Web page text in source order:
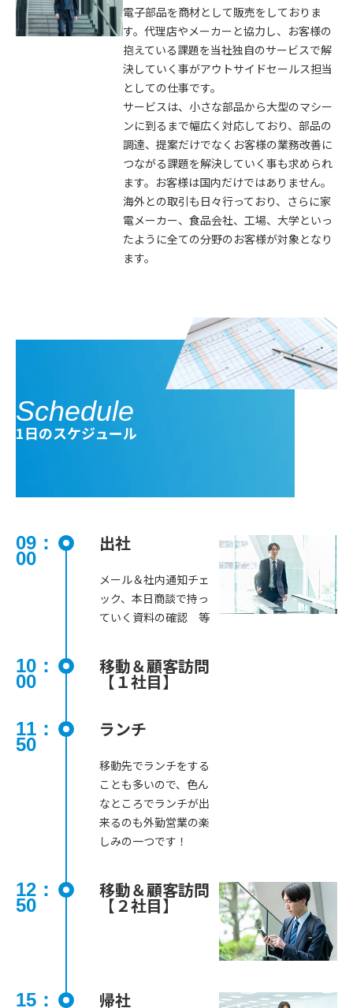
電子部品を商材として販売をしておりま
す。代理店やメーカーと協力し、お客様の
抱えている課題を当社独自のサービスで解
決していく事がアウトサイドセールス担当
としての仕事です。
サービスは、小さな部品から大型のマシー
ンに到るまで幅広く対応しており、部品の
調達、提案だけでなくお客様の業務改善に
つながる課題を解決していく事も求められ
ます。お客様は国内だけではありません。
海外との取引も日々行っており、さらに家
電メーカー、食品会社、工場、大学といっ
たように全ての分野のお客様が対象となり
ます。
Schedule
1日のスケジュール
09：
00
出社
メール＆社内通知チェ
ック、本日商談で持っ
ていく資料の確認 等
10：
00
移動＆顧客訪問
【１社目】
11：
50
ランチ
移動先でランチをする
ことも多いので、色ん
なところでランチが出
来るのも外勤営業の楽
しみの一つです！
12：
50
移動＆顧客訪問
【２社目】
15： 帰社